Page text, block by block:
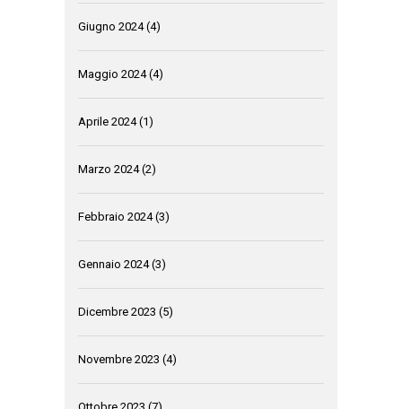
Giugno 2024(4)
Maggio 2024(4)
Aprile 2024(1)
Marzo 2024(2)
Febbraio 2024(3)
Gennaio 2024(3)
Dicembre 2023 (5)
Novembre 2023 (4)